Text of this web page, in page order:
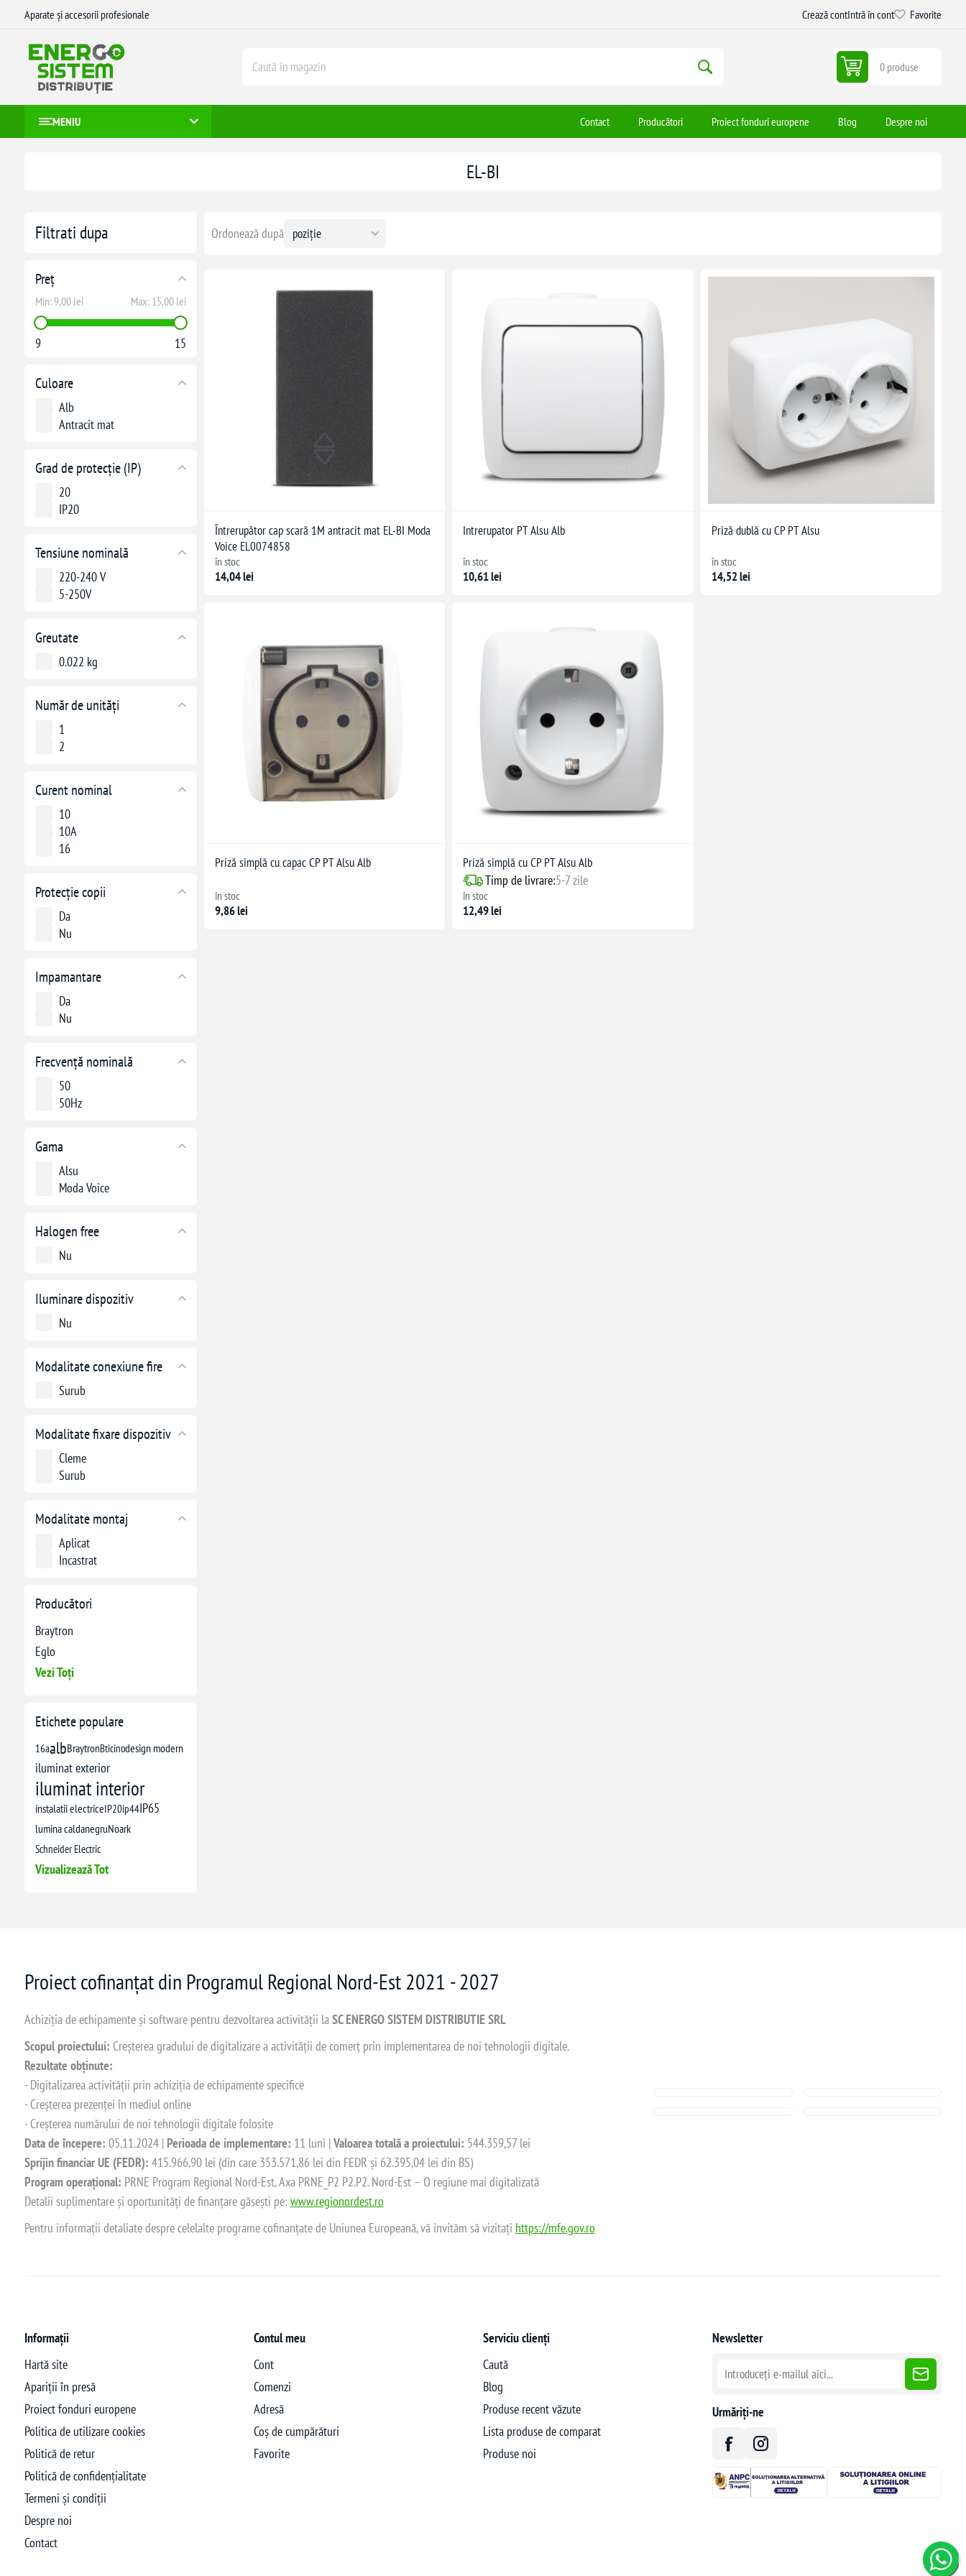
Aparate și accesorii profesionale Crează contIntră în cont Favorite
0 produse
MENIU Contact Producători Proiect fonduri europene Blog Despre noi
Filtrati dupa
Preț
Min: 9,00 lei Max: 15,00 lei
9 15
Culoare
Alb
Antracit mat
Grad de protecție (IP)
20
IP20
Tensiune nominală
220-240 V
5-250V
Greutate
0.022 kg
Număr de unități
1
2
Curent nominal
10
10A
16
Protecție copii
Da
Nu
Impamantare
Da
Nu
Frecvență nominală
50
50Hz
Gama
Alsu
Moda Voice
Halogen free
Nu
Iluminare dispozitiv
Nu
Modalitate conexiune fire
Surub
Modalitate fixare dispozitiv
Cleme
Surub
Modalitate montaj
Aplicat
Incastrat
Producători
Braytron
Eglo
Vezi Toți
Etichete populare
16aalbBraytronBticinodesign modern
iluminat exterior
iluminat interior
instalatii electriceIP20ip44IP65
lumina caldanegruNoark
Schneider Electric
Vizualizează Tot
EL-BI
Ordonează după
Întrerupător cap scară 1M antracit mat EL-BI Moda
Voice EL0074858
în stoc
14,04 lei
Intrerupator PT Alsu Alb
în stoc
10,61 lei
Priză dublă cu CP PT Alsu
în stoc
14,52 lei
Priză simplă cu capac CP PT Alsu Alb
în stoc
9,86 lei
Priză simplă cu CP PT Alsu Alb
Timp de livrare:5-7 zile
în stoc
12,49 lei
Proiect cofinanțat din Programul Regional Nord-Est 2021 - 2027
Achiziția de echipamente și software pentru dezvoltarea activității laSC ENERGO SISTEM DISTRIBUTIE SRL
Scopul proiectului: Creșterea gradului de digitalizare a activității de comerț prin implementarea de noi tehnologii digitale.
Rezultate obținute:
- Digitalizarea activității prin achiziția de echipamente specifice
- Creșterea prezenței în mediul online
- Creșterea numărului de noi tehnologii digitale folosite
Data de începere: 05.11.2024 | Perioada de implementare: 11 luni |Valoarea totală a proiectului: 544.359,57 lei
Sprijin financiar UE (FEDR): 415.966,90 lei (din care 353.571,86 lei din FEDR și 62.395,04 lei din BS)
Program operațional: PRNE Program Regional Nord-Est, Axa PRNE_P2 P2.P2. Nord-Est – O regiune mai digitalizată
Detalii suplimentare și oportunități de finanțare găsești pe: www.regionordest.ro
Pentru informații detaliate despre celelalte programe cofinanțate de Uniunea Europeană, vă invităm să vizitați https://mfe.gov.ro
Informații
Hartă site
Apariții în presă
Proiect fonduri europene
Politica de utilizare cookies
Politică de retur
Politică de confidențialitate
Termeni și condiții
Despre noi
Contact
Contul meu
Cont
Comenzi
Adresă
Coș de cumpărături
Favorite
Serviciu clienți
Caută
Blog
Produse recent văzute
Lista produse de comparat
Produse noi
Newsletter
Urmăriți-ne